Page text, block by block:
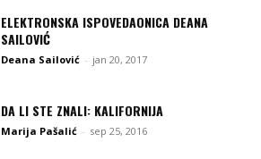
ELEKTRONSKA ISPOVEDAONICA DEANA
SAILOVIĆ
Deana Sailović - jan 20, 2017
DA LI STE ZNALI: KALIFORNIJA
Marija Pašalić - sep 25, 2016